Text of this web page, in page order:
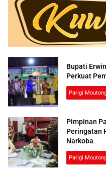
Bupati
Perkuat
Parigi
Pimpinan
Peringatan
Narkoba
Parigi